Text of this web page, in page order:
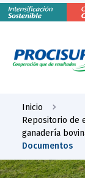
Inicio
Repositorio de
ganadería
Documentos